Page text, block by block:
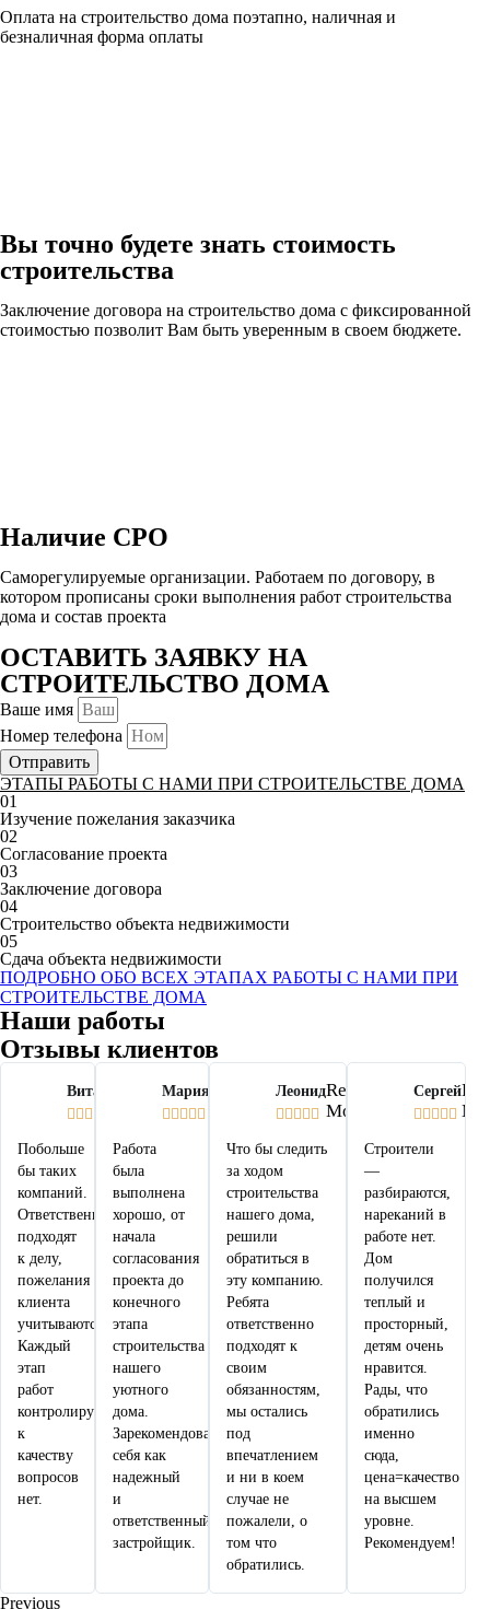
Оплата на строительство дома поэтапно, наличная и
безналичная форма оплаты
Вы точно будете знать стоимость
строительства
Заключение договора на строительство дома с фиксированной
стоимостью позволит Вам быть уверенным в своем бюджете.
Наличие СРО
Саморегулируемые организации. Работаем по договору, в
котором прописаны сроки выполнения работ строительства
дома и состав проекта
ОСТАВИТЬ ЗАЯВКУ НА
СТРОИТЕЛЬСТВО ДОМА
Ваше имя
Номер телефона
Отправить
ЭТАПЫ РАБОТЫ С НАМИ ПРИ СТРОИТЕЛЬСТВЕ ДОМА
01
Изучение пожелания заказчика
02
Согласование проекта
03
Заключение договора
04
Строительство объекта недвижимости
05
Сдача объекта недвижимости
ПОДРОБНО ОБО ВСЕХ ЭТАПАХ РАБОТЫ С НАМИ ПРИ
СТРОИТЕЛЬСТВЕ ДОМА
Наши работы
Отзывы клиентов
Виталий
  
Read
More
Побольше
бы таких
компаний.
Ответственно
подходят
к делу,
пожелания
клиента
учитываются.
Каждый
этап
работ
контролируется,
к
качеству
вопросов
нет.
Мария
    
Работа
была
выполнена
хорошо, от
начала
согласования
проекта до
конечного
этапа
строительства
нашего
уютного
дома.
Зарекомендовали
себя как
надежный
и
ответственный
застройщик.
Леонид
    
Read
More
Что бы следить
за ходом
строительства
нашего дома,
решили
обратиться в
эту компанию.
Ребята
ответственно
подходят к
своим
обязанностям,
мы остались
под
впечатлением
и ни в коем
случае не
пожалели, о
том что
обратились.
Сергей
    
Строители
—
разбираются,
нареканий в
работе нет.
Дом
получился
теплый и
просторный,
детям очень
нравится.
Рады, что
обратились
именно
сюда,
цена=качество
на высшем
уровне.
Рекомендуем!
Previous